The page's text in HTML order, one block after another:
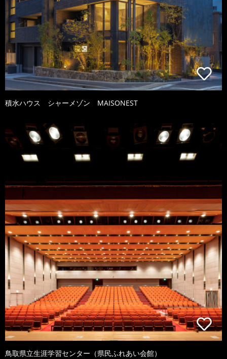
積水ハウス シャーメゾン MAISONEST
鳥取県立生涯学習センター（県民ふれあい会館）